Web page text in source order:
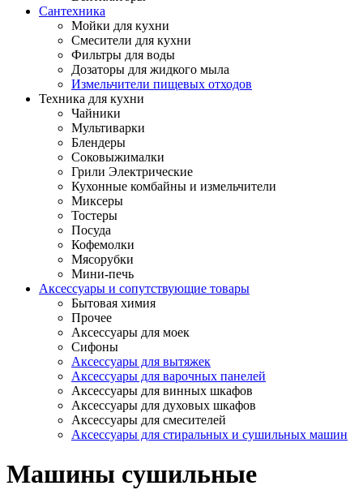
Сантехника
Мойки для кухни
Смесители для кухни
Фильтры для воды
Дозаторы для жидкого мыла
Измельчители пищевых отходов
Техника для кухни
Чайники
Мультиварки
Блендеры
Соковыжималки
Грили Электрические
Кухонные комбайны и измельчители
Миксеры
Тостеры
Посуда
Кофемолки
Мясорубки
Мини-печь
Аксессуары и сопутствующие товары
Бытовая химия
Прочее
Аксессуары для моек
Сифоны
Аксессуары для вытяжек
Аксессуары для варочных панелей
Аксессуары для винных шкафов
Аксессуары для духовых шкафов
Аксессуары для смесителей
Аксессуары для стиральных и сушильных машин
Машины сушильные